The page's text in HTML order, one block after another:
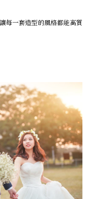
每一套造型的風格都能高質